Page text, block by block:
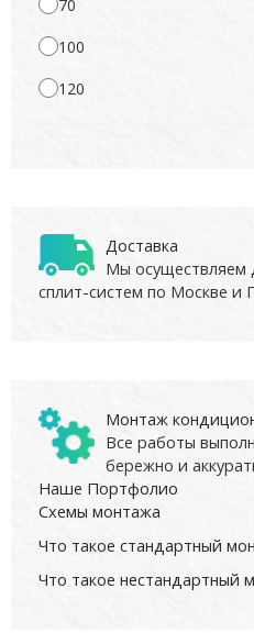
70
100
120
Доставка
Мы осуществляем
сплит-систем по Москве и
Монтаж
Все работы
бережно и
Наше Портфолио
Схемы монтажа
Что такое стандартный
Что такое нестандартный